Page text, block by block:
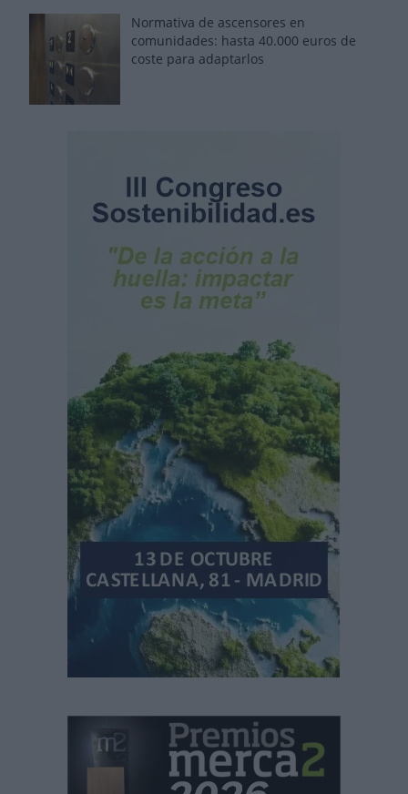
Normativa de ascensores en
comunidades: hasta 40.000 euros de
coste para adaptarlos